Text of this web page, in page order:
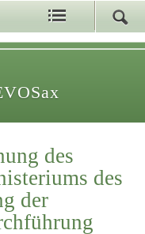
des
des
der